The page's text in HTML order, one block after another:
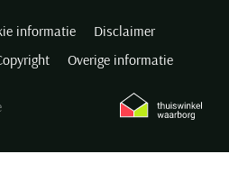
informatie
Disclaimer
Overige informatie